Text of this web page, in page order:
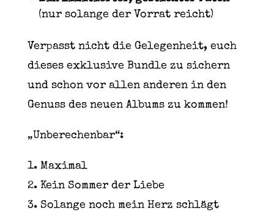
(nur solange der Vorrat reicht)
Verpasst nicht die Gelegenheit, euch
dieses exklusive Bundle zu sichern
und schon vor allen anderen in den
Genuss des neuen Albums zu kommen!
„Unberechenbar“:
1. Maximal
2. Kein Sommer der Liebe
3. Solange noch mein Herz schlägt